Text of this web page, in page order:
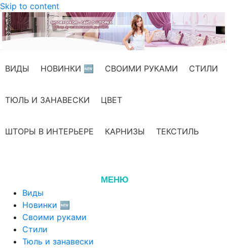
Skip to content
ВИДЫ НОВИНКИ 🆕 СВОИМИ РУКАМИ СТИЛИ
ТЮЛЬ И ЗАНАВЕСКИ ЦВЕТ
ШТОРЫ В ИНТЕРЬЕРЕ КАРНИЗЫ ТЕКСТИЛЬ
МЕНЮ
Виды
Новинки 🆕
Своими руками
Стили
Тюль и занавески